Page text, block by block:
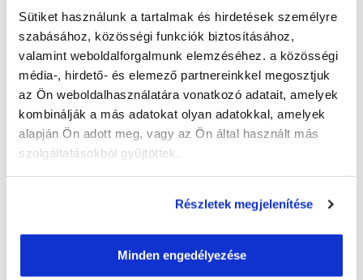
Sütiket használunk a tartalmak és hirdetések személyre
szabásához, közösségi funkciók biztosításához,
valamint weboldalforgalmunk elemzéséhez. a közösségi
média-, hirdető- és elemező partnereinkkel megosztjuk
az Ön weboldalhasználatára vonatkozó adatait, amelyek
kombinálják a más adatokat olyan adatokkal, amelyek
alapján Ön adott meg, vagy az Ön által használt más
szolgáltatásokból gyűjtöttek.
Részletek megjelenítése
Minden engedélyezése
Indulás időpontja: 2026-09-13
Képzés ára:
40 000 Ft
Részletfizetési lehetőség!
Lehet még jelentkezni?Igen
Hajfonás tanfolyam - Tatabánya
tanfolyamunkat és váltsd valóra az álmaidat!